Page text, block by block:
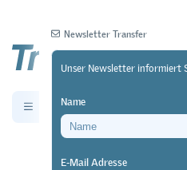
Newsletter
Newsletter Transfer
Unser Newsletter informiert
Name
E-Mail Adresse